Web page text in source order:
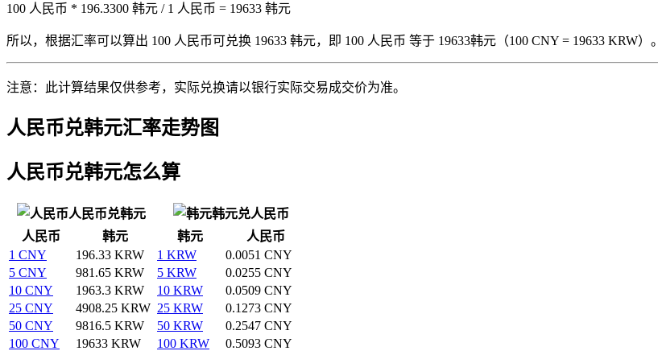
100 人民币 * 196.3300 韩元 / 1 人民币 = 19633 韩元
所以，根据汇率可以算出 100 人民币可兑换 19633 韩元，即 100 人民币 等于 19633韩元（100 CNY = 19633 KRW）。
注意：此计算结果仅供参考，实际兑换请以银行实际交易成交价为准。
人民币兑韩元汇率走势图
人民币兑韩元怎么算
人民币兑韩元
韩元兑人民币
人民币
韩元 韩元
人民币
1 CNY
196.33 KRW 1 KRW
0.0051 CNY
5 CNY
981.65 KRW 5 KRW
0.0255 CNY
10 CNY
1963.3 KRW 10 KRW
0.0509 CNY
25 CNY
4908.25 KRW 25 KRW
0.1273 CNY
50 CNY
9816.5 KRW 50 KRW
0.2547 CNY
100 CNY
19633 KRW 100 KRW
0.5093 CNY